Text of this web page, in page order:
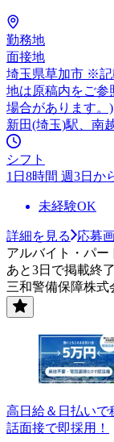
勤務地
面接地
埼玉県草加市 ※記
地は原稿内をご参
場合があります。)
新田(埼玉)駅、南
シフト
1日8時間 週3日か
未経験OK
詳細を見る
応募
アルバイト・パー
あと3日で掲載終了
三和警備保障株式
高日給＆日払いで
話面接で即採用！